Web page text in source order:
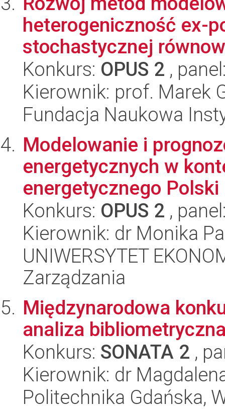
heterogeniczność ex-
stochastycznej
Konkurs: OPUS 2 ,
Kierownik: prof. Marek
Fundacja Naukowa
Modelowanie i
energetycznych w
energetycznego Polski
Konkurs: OPUS 2 ,
Kierownik: dr Monika
UNIWERSYTET
Zarządzania
Międzynarodowa
analiza
Konkurs: SONATA 2 ,
Kierownik: dr
Politechnika Gdańska,